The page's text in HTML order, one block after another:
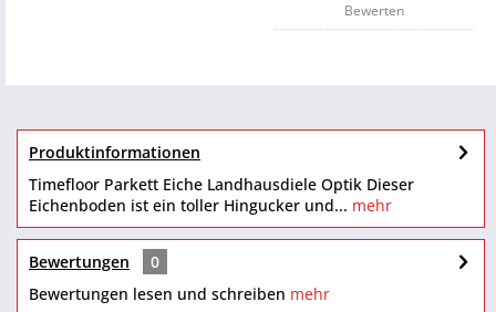
Bewerten
Produktinformationen
Timefloor Parkett Eiche Landhausdiele Optik Dieser
Eichenboden ist ein toller Hingucker und... mehr
Bewertungen
0
Bewertungen lesen und schreiben mehr